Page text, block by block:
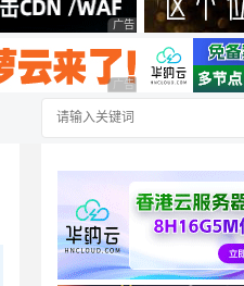
广告 商业广告，理性选择
广告 商业广告，理性选择